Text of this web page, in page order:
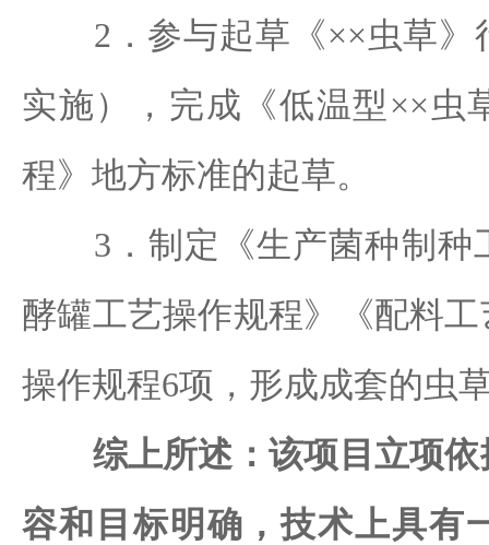
2．参与起草《××虫草》
实施），完成《低温型××虫
程》地方标准的起草。
3．制定《生产菌种制种
酵罐工艺操作规程》《配料
操作规程6项，形成成套的虫
综上所述：该项目立项
容和目标明确，技术上具有